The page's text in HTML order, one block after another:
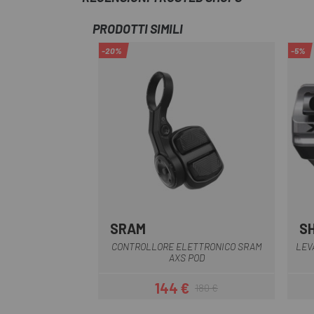
PRODOTTI SIMILI
-20%
SRAM
CONTROLLORE ELETTRONICO SRAM
AXS POD
Prezzo
144 €Prezzo base
180 €
-5%